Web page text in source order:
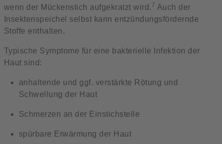
wenn der Mückenstich aufgekratzt wird.7 Auch der
Insektenspeichel selbst kann entzündungsfördernde
Stoffe enthalten.
Typische Symptome für eine bakterielle Infektion der
Haut sind:
anhaltende und ggf. verstärkte Rötung und
Schwellung der Haut
Schmerzen an der Einstichstelle
spürbare Erwärmung der Haut